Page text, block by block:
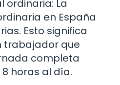
ordinaria: La
en España
Esto significa
trabajador que
completa
horas al día.